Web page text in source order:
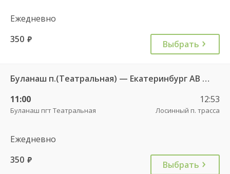
Ежедневно
350 руб. Выбрать
Буланаш п.(Театральная) — Екатеринбург АВ Северный 523
11:00
Буланаш пгт Театральная
12:53
Лосинный п. трасса
Ежедневно
350 руб. Выбрать